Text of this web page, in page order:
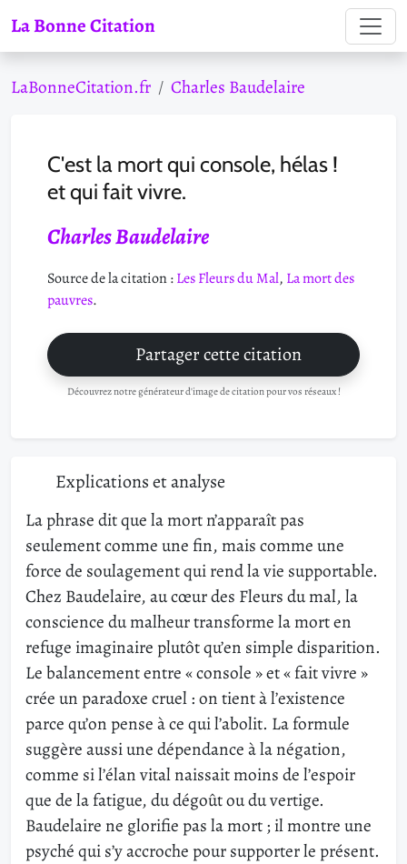
La Bonne Citation
LaBonneCitation.fr Charles Baudelaire
C'est la mort qui console, hélas !
et qui fait vivre.
Charles Baudelaire
Source de la citation :Les Fleurs du Mal, La mort des
pauvres.
Partager cette citation
Découvrez notre générateur d'image de citation pour vos réseaux !
Explications et analyse
La phrase dit que la mort n’apparaît pas
seulement comme une fin, mais comme une
force de soulagement qui rend la vie supportable.
Chez Baudelaire, au cœur des Fleurs du mal, la
conscience du malheur transforme la mort en
refuge imaginaire plutôt qu’en simple disparition.
Le balancement entre « console » et « fait vivre »
crée un paradoxe cruel : on tient à l’existence
parce qu’on pense à ce qui l’abolit. La formule
suggère aussi une dépendance à la négation,
comme si l’élan vital naissait moins de l’espoir
que de la fatigue, du dégoût ou du vertige.
Baudelaire ne glorifie pas la mort ; il montre une
psyché qui s’y accroche pour supporter le présent.